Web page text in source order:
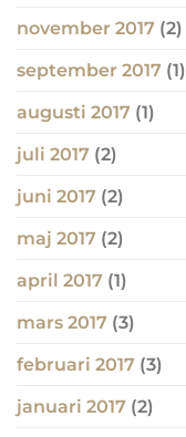
november 2017 (2)
september 2017 (1)
augusti 2017 (1)
juli 2017 (2)
juni 2017 (2)
maj 2017 (2)
april 2017 (1)
mars 2017 (3)
februari 2017 (3)
januari 2017 (2)